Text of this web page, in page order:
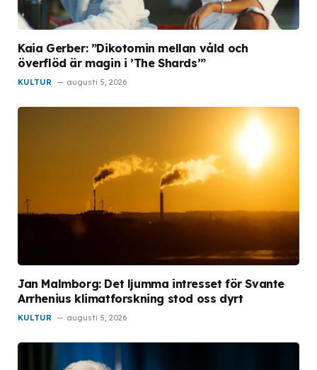
Kaia Gerber: ”Dikotomin mellan våld och
överflöd är magin i ’The Shards’”
KULTUR augusti 5, 2026
Jan Malmborg: Det ljumma intresset för Svante
Arrhenius klimatforskning stod oss dyrt
KULTUR augusti 5, 2026